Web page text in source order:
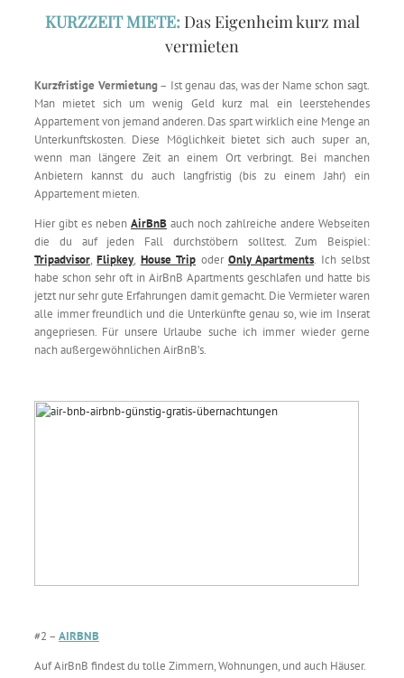
KURZZEIT MIETE:Das Eigenheim kurz mal
vermieten
Kurzfristige Vermietung– Ist genau das, was der Name schon sagt.
Man mietet sich um wenig Geld kurz mal ein leerstehendes
Appartement von jemand anderen. Das spart wirklich eine Menge an
Unterkunftskosten. Diese Möglichkeit bietet sich auch super an,
wenn man längere Zeit an einem Ort verbringt. Bei manchen
Anbietern kannst du auch langfristig (bis zu einem Jahr) ein
Appartement mieten.
Hier gibt es neben AirBnB auch noch zahlreiche andere Webseiten
die du auf jeden Fall durchstöbern solltest. Zum Beispiel:
Tripadvisor,Flipkey, House Trip oder Only Apartments. Ich selbst
habe schon sehr oft in AirBnB Apartments geschlafen und hatte bis
jetzt nur sehr gute Erfahrungen damit gemacht. Die Vermieter waren
alle immer freundlich und die Unterkünfte genau so, wie im Inserat
angepriesen. Für unsere Urlaube suche ich immer wieder gerne
nach außergewöhnlichen AirBnB’s.
#2 – AIRBNB
Auf AirBnB findest du tolle Zimmern, Wohnungen, und auch Häuser.